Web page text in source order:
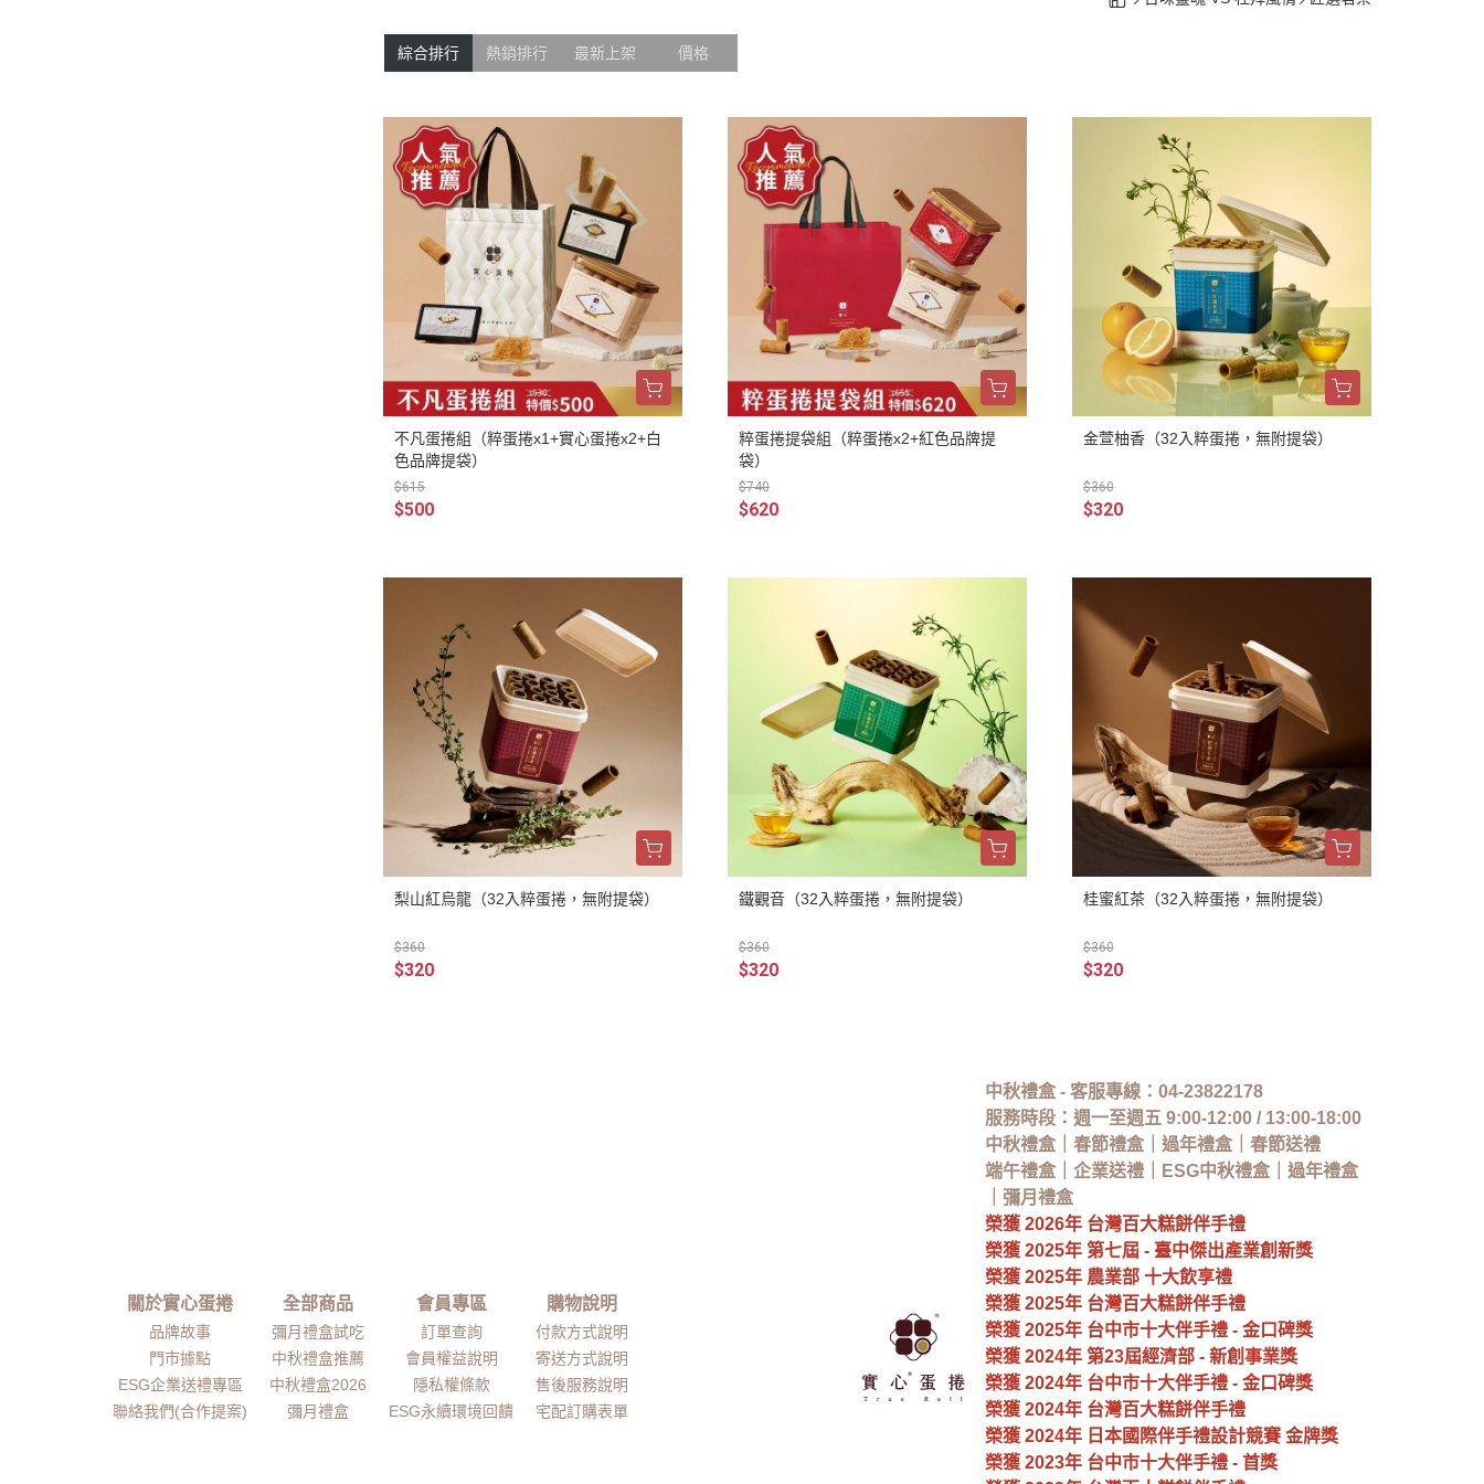
綜合排行 熱銷排行 最新上架 價格
不凡蛋捲組（粹蛋捲x1+實心蛋捲x2+白
色品牌提袋）
$615
$500
粹蛋捲提袋組（粹蛋捲x2+紅色品牌提
袋）
$740
$620
金萱柚香（32入粹蛋捲，無附提袋）
$360
$320
梨山紅烏龍（32入粹蛋捲，無附提袋）
$360
$320
鐵觀音（32入粹蛋捲，無附提袋）
$360
$320
桂蜜紅茶（32入粹蛋捲，無附提袋）
$360
$320
關於實心蛋捲
品牌故事
門市據點
ESG企業送禮專區
聯絡我們(合作提案)
全部商品
彌月禮盒試吃
中秋禮盒推薦
中秋禮盒2026
彌月禮盒
會員專區
訂單查詢
會員權益說明
隱私權條款
ESG永續環境回饋
購物說明
付款方式說明
寄送方式說明
售後服務說明
宅配訂購表單
中秋禮盒 - 客服專線： 04-23822178
服務時段： 週一至週五 9:00-12:00 / 13:00-18:00
中秋禮盒 ｜春節禮盒｜過年禮盒｜春節送禮
端午禮盒｜企業送禮｜ESG中秋禮盒｜ 過年禮盒
｜彌月禮盒
榮獲 2026年 台灣百大糕餅伴手禮
榮獲 2025年 第七屆 - 臺中傑出產業創新獎
榮獲 2025年 農業部 十大飲享禮
榮獲 2025年 台灣百大糕餅伴手禮
榮獲 2025年 台中市十大伴手禮 - 金口碑獎
榮獲 2024年 第23屆經濟部 - 新創事業獎
榮獲 2024年 台中市十大伴手禮 - 金口碑獎
榮獲 2024年 台灣百大糕餅伴手禮
榮獲 2024年 日本國際伴手禮設計競賽 金牌獎
榮獲 2023年 台中市十大伴手禮 - 首獎